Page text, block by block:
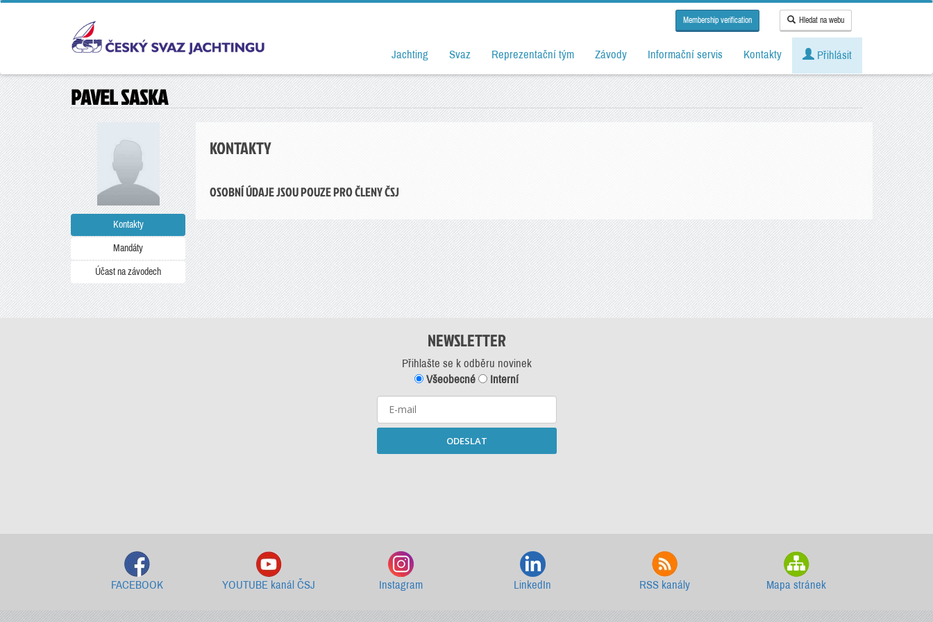
Membership verification Hledat na webu
Jachting Svaz Reprezentační tým Závody Informační servis Kontakty Přihlásit
PAVEL SASKA
Kontakty
Mandáty
Účast na závodech
KONTAKTY
OSOBNÍ ÚDAJE JSOU POUZE PRO ČLENY ČSJ
NEWSLETTER
Přihlašte se k odběru novinek
Všeobecné
Interní
ODESLAT
FACEBOOK YOUTUBE kanál ČSJ Instagram LinkedIn RSS kanály Mapa stránek